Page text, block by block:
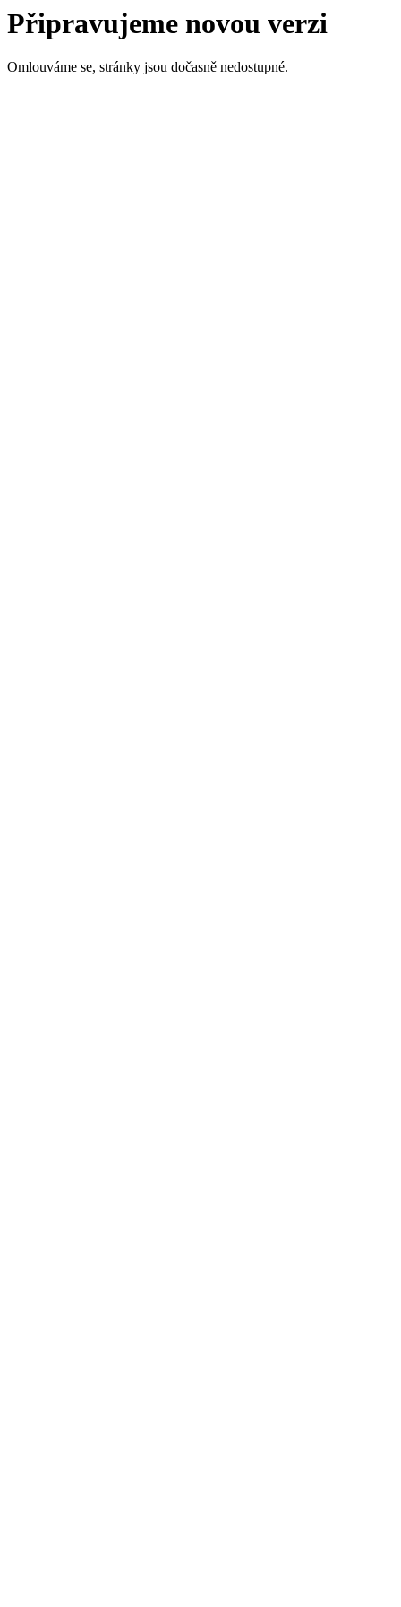
Připravujeme novou verzi
Omlouváme se, stránky jsou dočasně nedostupné.